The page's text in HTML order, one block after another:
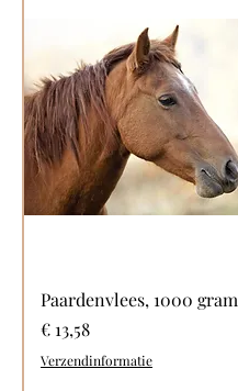
Paardenvlees, 1000 gram
Prijs
€ 13,58
Verzendinformatie